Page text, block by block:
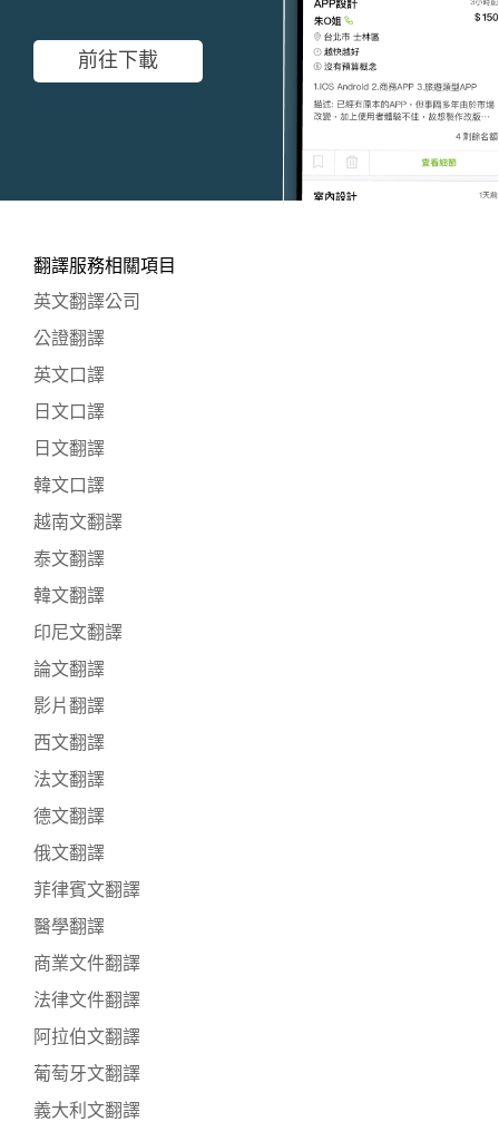
前往下載
翻譯服務相關項目
英文翻譯公司
公證翻譯
英文口譯
日文口譯
日文翻譯
韓文口譯
越南文翻譯
泰文翻譯
韓文翻譯
印尼文翻譯
論文翻譯
影片翻譯
西文翻譯
法文翻譯
德文翻譯
俄文翻譯
菲律賓文翻譯
醫學翻譯
商業文件翻譯
法律文件翻譯
阿拉伯文翻譯
葡萄牙文翻譯
義大利文翻譯